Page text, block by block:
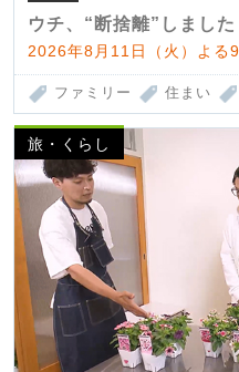
ウチ、“断捨離”しました
2026年8月11日（火）よる
ファミリー 住まい
旅・くらし